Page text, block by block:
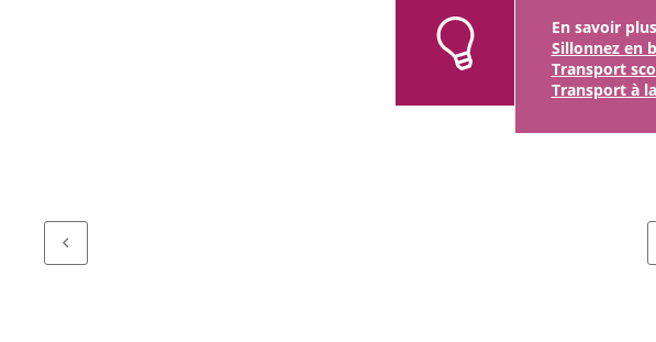
En savoir plus
Sillonnez en
Transport
Transport à